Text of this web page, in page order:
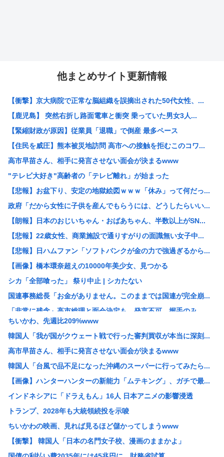
他まとめサイト更新情報
【衝撃】京大病院で正常な脳組織を誤摘出された50代女性、...
【鹿児島】 突然右折し路面電車と衝突 乗っていた男女3人...
【緊縮財政が原因】従業員「退職」で倒産 最多ペース
【住民を威圧】熊本被災地訪問 高市への接触を拒むこのコワ...
高市早苗さん、相手に発言させない面会が決まるwww
"テレビ大好き"高齢者の「テレビ離れ」が始まった
【悲報】お盆下り、安定の地獄絵図ｗｗｗ「休み」って何だっ...
政府「だから女性に子供を産んでもらうには、どうしたらいい...
【朗報】日本のおじいちゃん・おばあちゃん、半数以上がSN...
【悲報】22歳女性、商業施設で通りすがりの面識無い女子中...
【悲報】日ハムファン「ソフトバンクが金の力で強過ぎるから...
【画像】橋本環奈超えの10000年美少女、見つかる
シカ「全部喰った」 祭り中止 | シカたない
国連事務総長「お金がありません。このままでは国連が完全崩...
「非常に残念」高市総理と面会決定も…発言不可、握手のみ ...
大阪の花火大会、民度がレベチwww
［社説］永住厳格化で外国人の定着意欲をそぐな
KーPOPアイドル、「BABYMONSTER」「ILLI...
【画像】久保πボインボイン
ドイツ、猛暑による死者が9600人に
【NASA開発】3,980円の冷感ポンチョ、-15℃の謳...
【悲報】わいの婚約者の実家、キチゲエすぎて破談寸前
【イオンモール熊本】 一転して話が変わってくる「従業員の...
人んちで宅飲みワイ「ゴムある？」家主の女さん「はぁ？！」...
ちいかわ、先週比209%www
韓国人「我が国がクウェート戦で行った審判買収が本当に深刻...
高市早苗さん、相手に発言させない面会が決まるwww
韓国人「台風で品不足になった沖縄のスーパーに行ってみたら...
【画像】ハンターハンターの新能力「ムテキング」、ガチで最...
インドネシアに「ドラえもん」16人 日本アニメの影響浸透
トランプ、2028年も大統領続投を示唆
ちいかわの映画、見れば見るほど儲かってしまうwww
【衝撃】 韓国人「日本の名門女子校、漫画のままかよ」